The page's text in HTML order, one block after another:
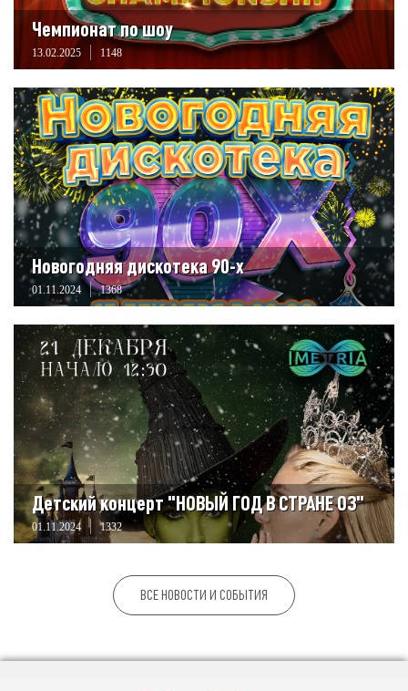
Чемпионат по шоу
13.02.2025 1148
Новогодняя дискотека 90-х
01.11.2024 1368
Детский концерт "НОВЫЙ ГОД В СТРАНЕ ОЗ"
01.11.2024 1332
ВСЕ НОВОСТИ И СОБЫТИЯ